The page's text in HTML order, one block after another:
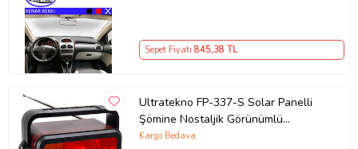
Sepet Fiyatı 845,38 TL
Ultratekno FP-337-S Solar Panelli
Şömine Nostaljik Görünümlü
Bluetoothlu Ve Fenerli Mp3 Çalar
Kargo Bedava